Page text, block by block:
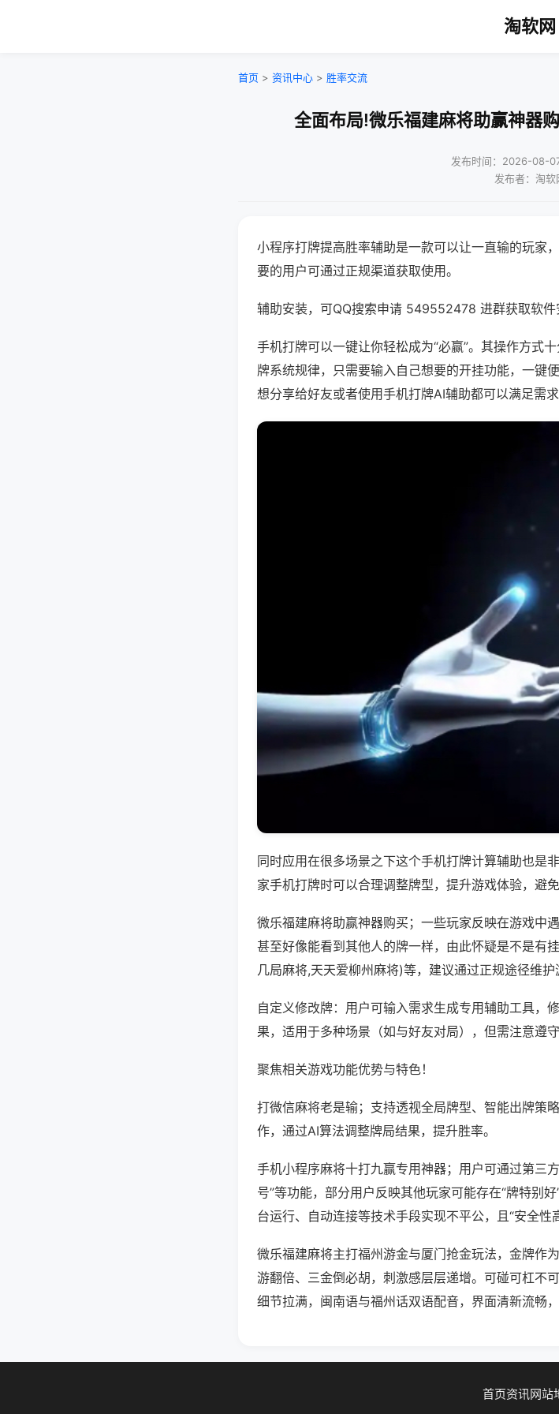
淘软网
首页 > 资讯中心 > 胜率交流
全面布局!微乐福建麻将助赢神器
发布时间：2026-08-
发布者：淘软
小程序打牌提高胜率辅助是一款可以让一直输的玩家
要的用户可通过正规渠道获取使用。
辅助安装，可QQ搜索申请 549552478 进群获取软件
手机打牌可以一键让你轻松成为“必赢”。其操作方式
牌系统规律，只需要输入自己想要的开挂功能，一键
想分享给好友或者使用手机打牌AI辅助都可以满足需求
同时应用在很多场景之下这个手机打牌计算辅助也是
家手机打牌时可以合理调整牌型，提升游戏体验，避
微乐福建麻将助赢神器购买；一些玩家反映在游戏中
甚至好像能看到其他人的牌一样，由此怀疑是不是有
几局麻将,天天爱柳州麻将)等，建议通过正规途径维护
自定义修改牌：用户可输入需求生成专用辅助工具，
果，适用于多种场景（如与好友对局），但需注意遵
聚焦相关游戏功能优势与特色！
打微信麻将老是输；支持透视全局牌型、智能出牌策
作，通过AI算法调整牌局结果，提升胜率。
手机小程序麻将十打九赢专用神器；用户可通过第三
号”等功能，部分用户反映其他玩家可能存在“牌特别
台运行、自动连接等技术手段实现不平公，且“安全性高
微乐福建麻将主打福州游金与厦门抢金玩法，金牌作
游翻倍、三金倒必胡，刺激感层层递增。可碰可杠不
细节拉满，闽南语与福州话双语配音，界面清新流畅
首页资讯网站